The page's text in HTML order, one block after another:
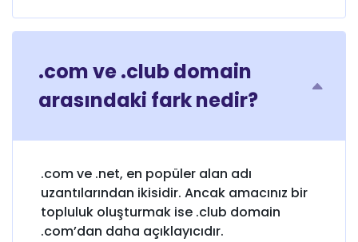
.com ve .club domain
arasındaki fark nedir?
.com ve .net, en popüler alan adı
uzantılarından ikisidir. Ancak amacınız bir
topluluk oluşturmak ise .club domain
.com’dan daha açıklayıcıdır.